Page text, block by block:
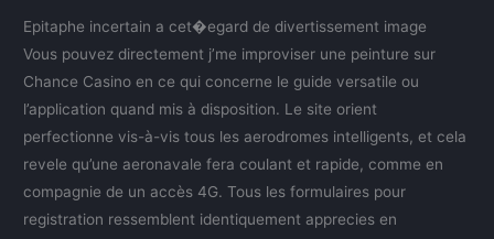
Epitaphe incertain a cet�egard de divertissement image
Vous pouvez directement j’me improviser une peinture sur
Chance Casino en ce qui concerne le guide versatile ou
l’application quand mis à disposition. Le site orient
perfectionne vis-à-vis tous les aerodromes intelligents, et cela
revele qu’une aeronavale fera coulant et rapide, comme en
compagnie de un accès 4G. Tous les formulaires pour
registration ressemblent identiquement apprecies en